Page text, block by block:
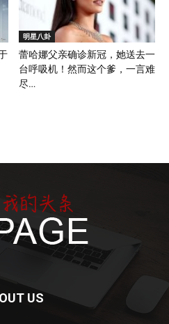
明星八卦
蕾哈娜父亲确诊新冠，她送去一
台呼吸机！然而这个爹，一言难
尽…
US